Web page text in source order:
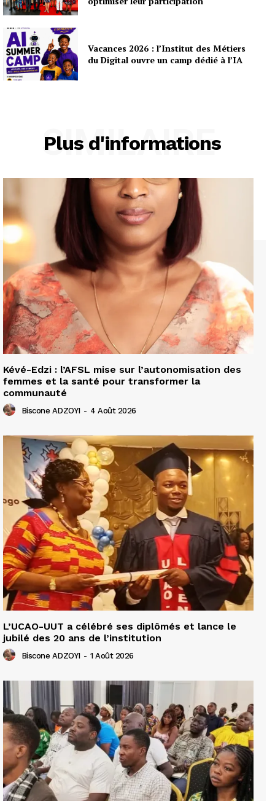
Vacances 2026 : l’Institut des Métiers
du Digital ouvre un camp dédié à l’IA
Plus d'informations
SIMILAIRE
Kévé-Edzi : l’AFSL mise sur l’autonomisation des
femmes et la santé pour transformer la
communauté
Biscone ADZOYI - 4 Août 2026
L’UCAO-UUT a célébré ses diplômés et lance le
jubilé des 20 ans de l’institution
Biscone ADZOYI - 1 Août 2026